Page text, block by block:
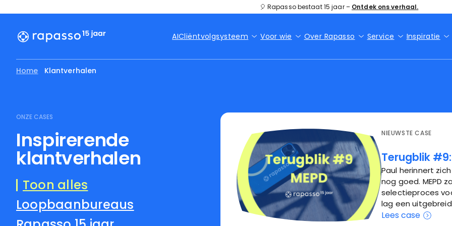
🎈 Rapasso bestaat 15 jaar – Ontdek ons verhaal.
AICliëntvolgsysteem Voor wie Over Rapasso Service Inspiratie
Home Klantverhalen
ONZE CASES
Inspirerende
klantverhalen
Toon alles
Loopbaanbureaus
NIEUWSTE CASE
Terugblik #9:
Paul herinnert
nog goed. MEPD
selectieproces
lag een
Lees case